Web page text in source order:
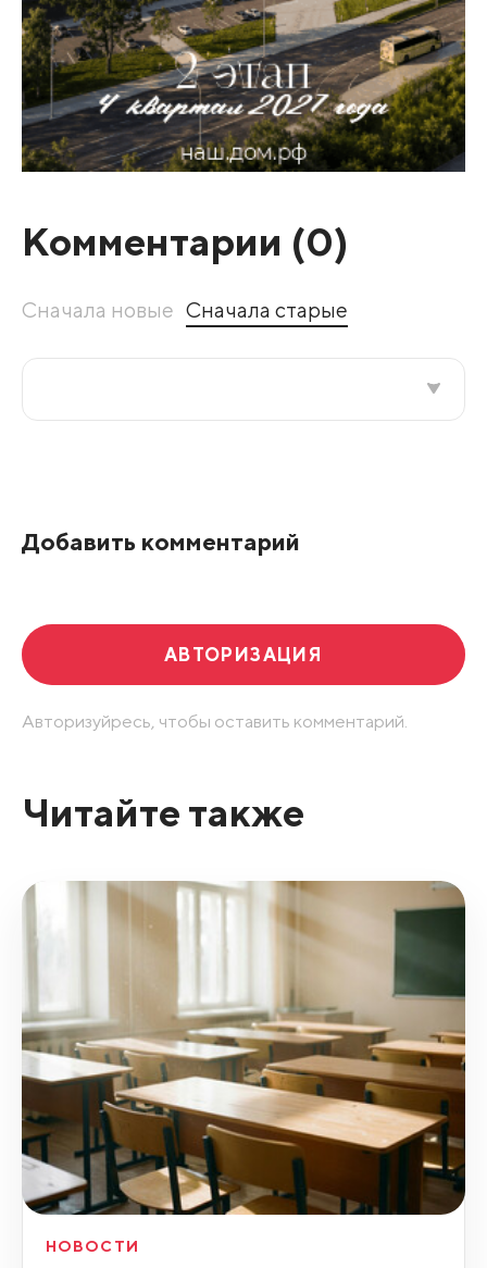
Комментарии (0)
Сначала новые Сначала старые
Добавить комментарий
АВТОРИЗАЦИЯ
Авторизуйресь, чтобы оставить комментарий.
Читайте также
НОВОСТИ